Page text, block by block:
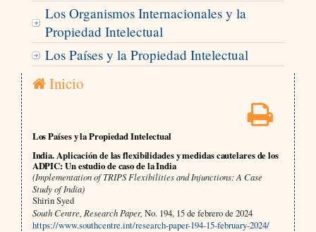
Los Organismos Internacionales y la
Propiedad Intelectual
Los Países y la Propiedad Intelectual
Inicio
Los Países y la Propiedad Intelectual
India. Aplicación de las flexibilidades y medidas cautelares de los
ADPIC: Un estudio de caso de la India
(Implementation of TRIPS Flexibilities and Injunctions: A Case
Study of India)
Shirin Syed
South Centre, Research Paper, No. 194, 15 de febrero de 2024
https://www.southcentre.int/research-paper-194-15-february-2024/